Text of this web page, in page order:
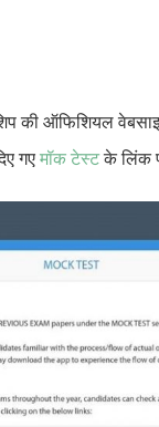
की ऑफिशियल
गए मॉक टेस्टके लिंक